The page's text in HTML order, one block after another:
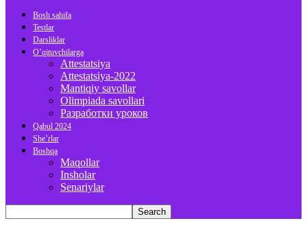
Bosh sahifa
Testlar
Darsliklar
O’qituvchilarga
Attestatsiya
Attestatsiya-2022
Mantiqiy savollar
Olimpiada savollari
Разработки уроков
Qabul 2024
She’rlar
Boshqa
Maqollar
Insholar
Senariylar